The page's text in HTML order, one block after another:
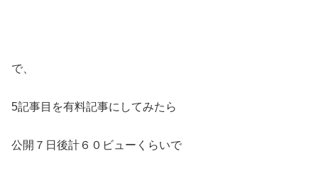
で、
5記事目を有料記事にしてみたら
公開７日後計６０ビューくらいで